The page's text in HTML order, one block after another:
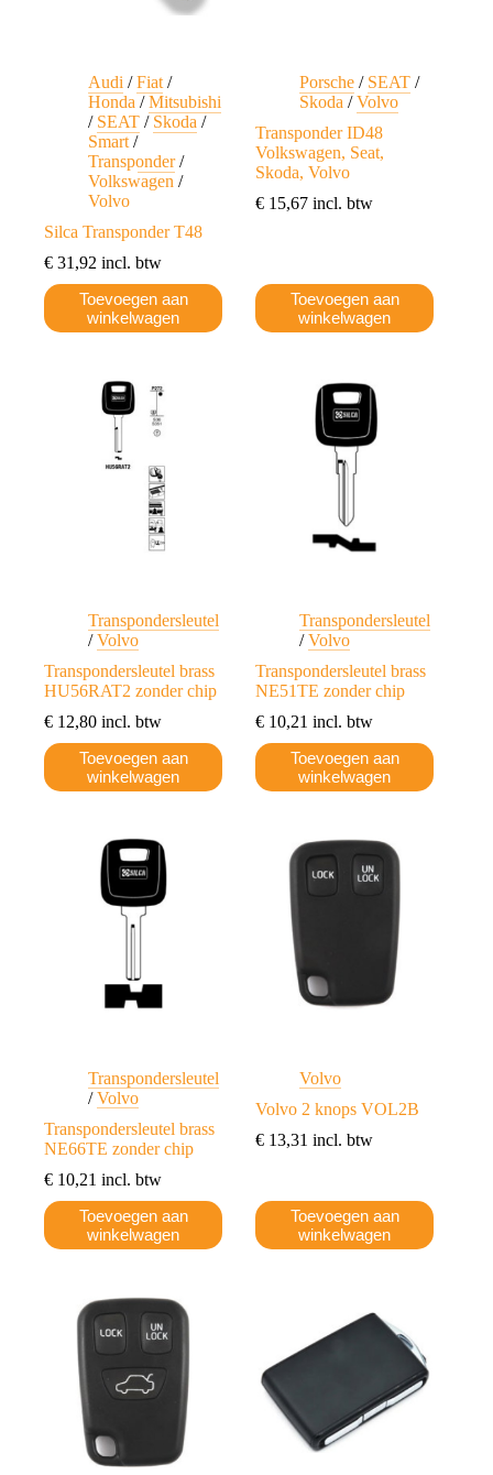
Audi /Fiat/
Honda /Mitsubishi
/ SEAT / Skoda /
Smart/
Transponder/
Volkswagen /
Volvo
Silca Transponder T48
€ 31,92 incl. btw
Toevoegen aan
winkelwagen
Porsche / SEAT /
Skoda /Volvo
Transponder ID48
Volkswagen, Seat,
Skoda, Volvo
€ 15,67 incl. btw
Toevoegen aan
winkelwagen
Transpondersleutel
/Volvo
Transpondersleutel brass
HU56RAT2 zonder chip
€ 12,80 incl. btw
Toevoegen aan
winkelwagen
Transpondersleutel
/Volvo
Transpondersleutel brass
NE51TE zonder chip
€ 10,21 incl. btw
Toevoegen aan
winkelwagen
Transpondersleutel
/Volvo
Transpondersleutel brass
NE66TE zonder chip
€ 10,21 incl. btw
Toevoegen aan
winkelwagen
Volvo
Volvo 2 knops VOL2B
€ 13,31 incl. btw
Toevoegen aan
winkelwagen